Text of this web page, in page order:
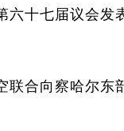
十七届议会发
合向察哈尔东部